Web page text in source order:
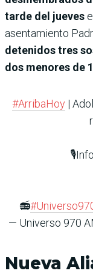
tarde del jueves
asentamiento
detenidos tres
dos menores de
#ArribaHoy|
📻
— Universo 970
Nueva